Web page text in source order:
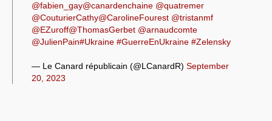
@fabien_gay@canardenchaine @quatremer
@CouturierCathy@CarolineFourest @tristanmf
@EZuroff@ThomasGerbet @arnaudcomte
@JulienPain#Ukraine #GuerreEnUkraine #Zelensky
— Le Canard républicain (@LCanardR) September
20, 2023